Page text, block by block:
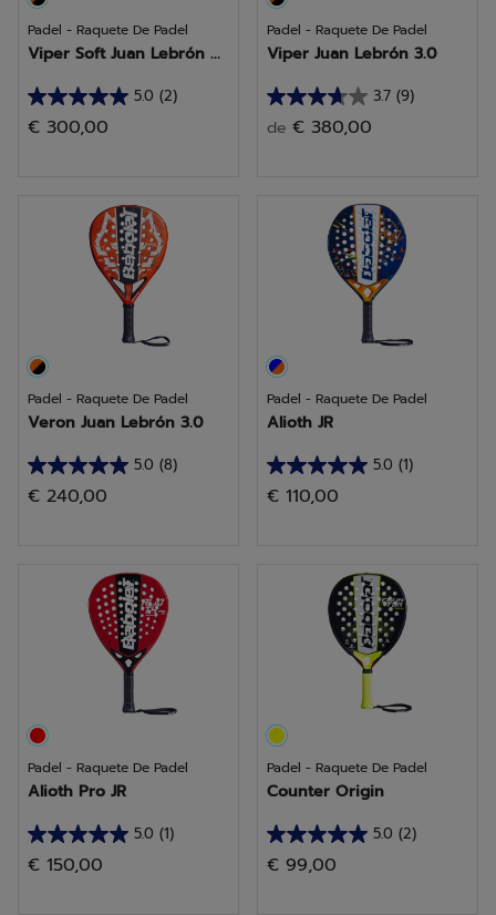
Padel - Raquete De Padel
Viper Soft Juan Lebrón ...
5.0 (2)
5.0
em
análises
€ 300,00
Padel - Raquete De Padel
Viper Juan Lebrón 3.0
3.7 (9)
3.7
em
análises
de € 380,00
Padel - Raquete De Padel
Veron Juan Lebrón 3.0
5.0 (8)
5.0
em
análises
€ 240,00
Padel - Raquete De Padel
Alioth JR
5.0 (1)
5.0
em
€ 110,00
Padel - Raquete De Padel
Alioth Pro JR
5.0 (1)
5.0
em
€ 150,00
Padel - Raquete De Padel
Counter Origin
5.0 (2)
5.0
em
€ 99,00